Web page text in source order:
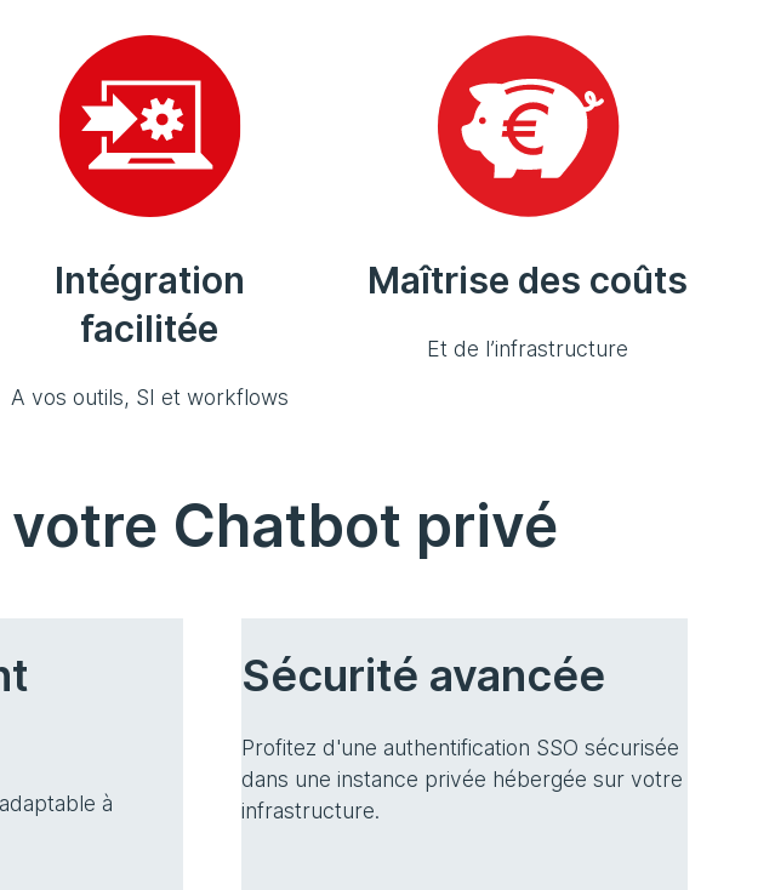
Intégration
facilitée
A vos outils, SI et workflows
Maîtrise des coûts
Et de l’infrastructure
Chatbot privé
à
Sécurité avancée
Profitez d'une authentification SSO sécurisée
dans une instance privée hébergée sur votre
infrastructure.